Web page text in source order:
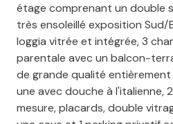
étage comprenant un double
très ensoleillé exposition
loggia vitrée et intégrée, 3
parentale avec un balcon-
de grande qualité entièrement
une avec douche à l'italienne,
mesure, placards, double